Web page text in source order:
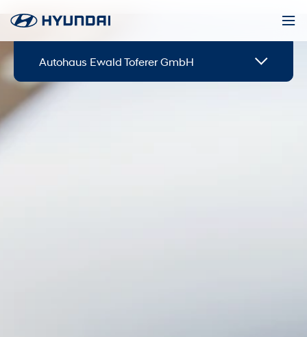
Autohaus Ewald Toferer GmbH